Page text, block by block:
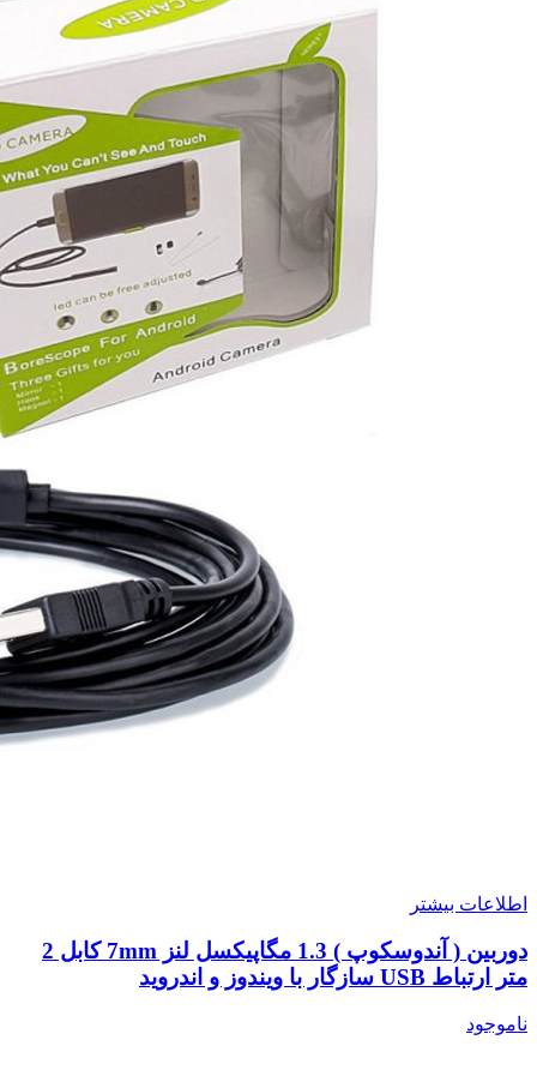
اطلاعات بیشتر
دوربین ( آندوسکوپ ) 1.3 مگاپیکسل لنز 7mm کابل 2
متر ارتباط USB سازگار با ویندوز و اندروید
ناموجود